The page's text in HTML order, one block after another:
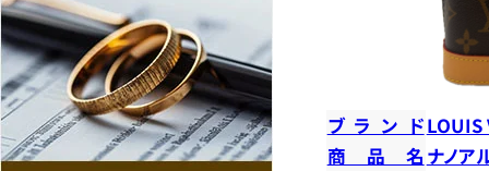
ブランドLOUIS
商品名 ナノア